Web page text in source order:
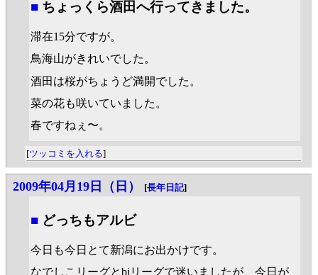
■ ちょっくら酒田へ行ってきました。
滞在15分ですが。
鳥海山がきれいでした。
酒田は桜がちょうど満開でした。
菜の花も咲いていました。
春ですねぇ〜。
[ツッコミを入れる]
2009年04月19日（日） [長年日記]
■ どっちもアルビ
今日も今日とて新潟にお出かけです。
なでしこリーグとbjリーグで迷いましたが、今日が